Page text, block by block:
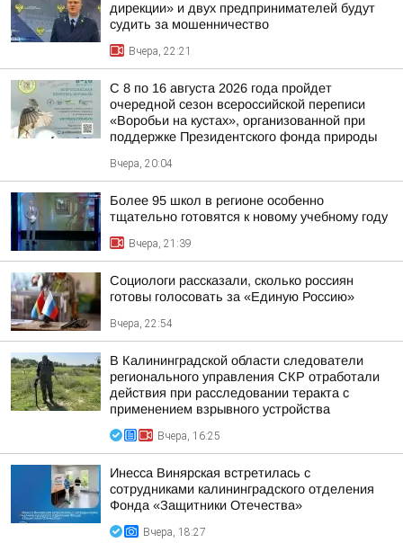
дирекции» и двух предпринимателей будут
судить за мошенничество
Вчера, 22:21
С 8 по 16 августа 2026 года пройдет
очередной сезон всероссийской переписи
«Воробьи на кустах», организованной при
поддержке Президентского фонда природы
Вчера, 20:04
Более 95 школ в регионе особенно
тщательно готовятся к новому учебному году
Вчера, 21:39
Социологи рассказали, сколько россиян
готовы голосовать за «Единую Россию»
Вчера, 22:54
В Калининградской области следователи
регионального управления СКР отработали
действия при расследовании теракта с
применением взрывного устройства
Вчера, 16:25
Инесса Винярская встретилась с
сотрудниками калининградского отделения
Фонда «Защитники Отечества»
Вчера, 18:27